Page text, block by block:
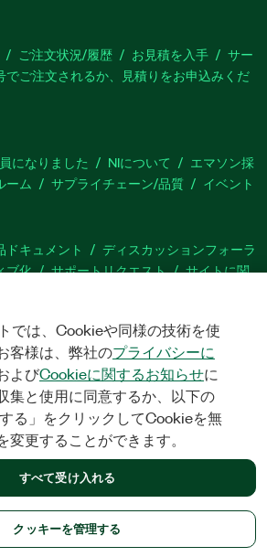
ご注文状況/履歴 お見積を入手
サー
でご注文されるか、見積りをお申込みくだ
になりました NIについて
エマソン採
ーム サプライチェーン/品質 イベント
ドキュメント
ディスカッションフォーラ
ブ化 サポートリクエスト
サイトに関
TwitterYouTube
|プライバシー|クッキーを管理する
CORP. ALL RIGHTS RESERVED.
では、Cookieや同様の技術を使
客様は、弊社のプライバシーに
よびCookieに関するお知らせに
集と使用に同意するか、以下の
る」をクリックしてCookieを無
変更することができます。
クッキーを管理する
すべて受け入れる